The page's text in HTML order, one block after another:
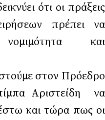
ότι οι πράξεις
πρέπει να
και
Πρόεδρο
Αριστείδη να
και τώρα πως οι